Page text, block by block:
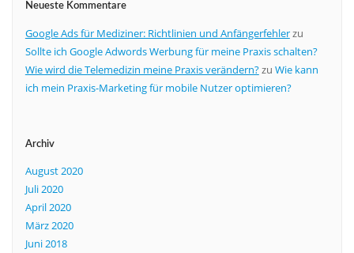
Neueste Kommentare
Google Ads für Mediziner: Richtlinien und Anfängerfehlerzu
Sollte ich Google Adwords Werbung für meine Praxis schalten?
Wie wird die Telemedizin meine Praxis verändern?zu Wie kann
ich mein Praxis-Marketing für mobile Nutzer optimieren?
Archiv
August 2020
Juli 2020
April 2020
März 2020
Juni 2018